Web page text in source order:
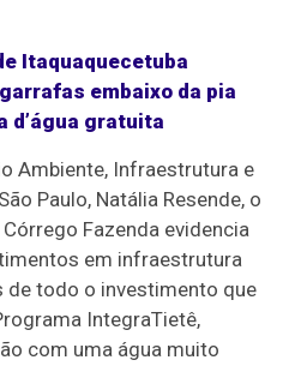
Itaquaquecetuba
embaixo da pia
d’água gratuita
Ambiente, Infraestrutura e
Paulo, Natália Resende, o
Fazenda evidencia
em infraestrutura
de todo o investimento que
IntegraTietê,
com uma água muito